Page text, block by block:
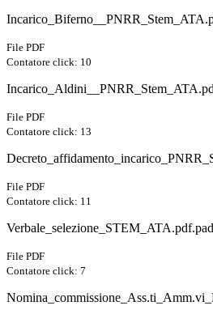
File PDF
Contatore click: 10
File PDF
Contatore click: 13
File PDF
Contatore click: 11
File PDF
Contatore click: 7